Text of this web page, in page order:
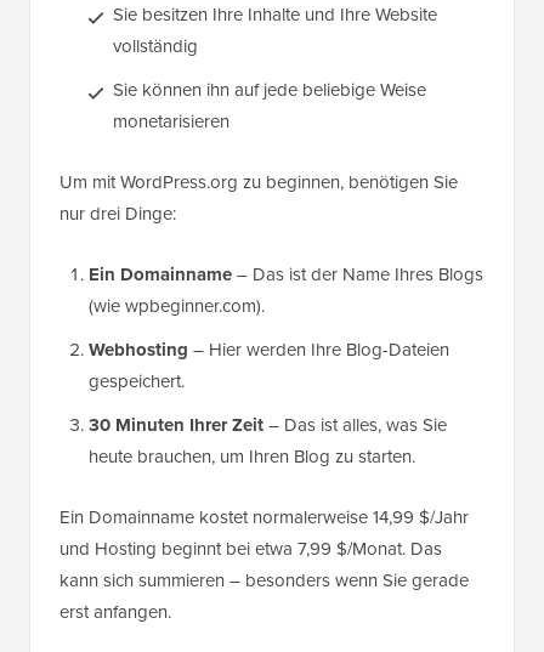
Sie besitzen Ihre Inhalte und Ihre Website
vollständig
Sie können ihn auf jede beliebige Weise
monetarisieren
Um mit WordPress.org zu beginnen, benötigen Sie
nur drei Dinge:
Ein Domainname– Das ist der Name Ihres Blogs
(wie wpbeginner.com).
Webhosting – Hier werden Ihre Blog-Dateien
gespeichert.
30 Minuten Ihrer Zeit– Das ist alles, was Sie
heute brauchen, um Ihren Blog zu starten.
Ein Domainname kostet normalerweise 14,99 $/Jahr
und Hosting beginnt bei etwa 7,99 $/Monat. Das
kann sich summieren – besonders wenn Sie gerade
erst anfangen.